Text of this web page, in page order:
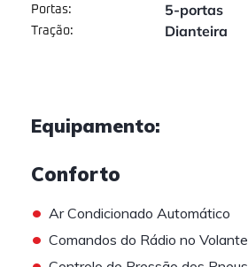
Portas: 5-portas
Tração: Dianteira
Equipamento:
Conforto
• Ar Condicionado Automático
• Comandos do Rádio no Volante